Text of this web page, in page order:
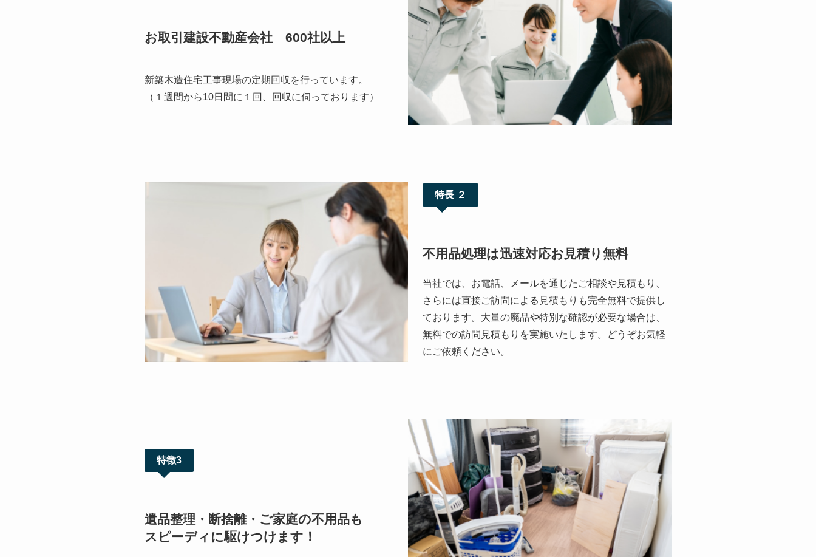
お取引建設不動産会社 600社以上
新築木造住宅工事現場の定期回収を行っています。
（１週間から10日間に１回、回収に伺っております）
特長 ２
不用品処理は迅速対応お見積り無料
当社では、お電話、メールを通じたご相談や見積もり、
さらには直接ご訪問による見積もりも完全無料で提供し
ております。大量の廃品や特別な確認が必要な場合は、
無料での訪問見積もりを実施いたします。どうぞお気軽
にご依頼ください。
特徴3
遺品整理・断捨離・ご家庭の不用品も
スピーディに駆けつけます！